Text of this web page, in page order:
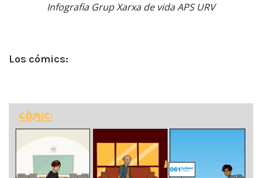
Infografia Grup Xarxa de vida APS URV
Los cómics: